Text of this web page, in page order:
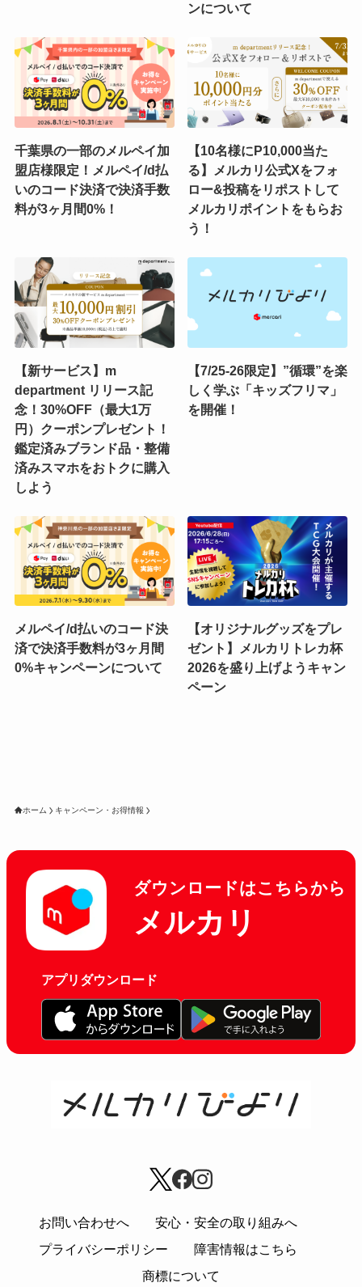
ンについて
千葉県の一部のメルペイ加
盟店様限定！メルペイ/d払
いのコード決済で決済手数
料が3ヶ月間0%！
【10名様にP10,000当た
る】メルカリ公式Xをフォ
ロー&投稿をリポストして
メルカリポイントをもらお
う！
【新サービス】m
department リリース記
念！30%OFF（最大1万
円）クーポンプレゼント！
鑑定済みブランド品・整備
済みスマホをおトクに購入
しよう
【7/25-26限定】”循環”を楽
しく学ぶ「キッズフリマ」
を開催！
メルペイ/d払いのコード決
済で決済手数料が3ヶ月間
0%キャンペーンについて
【オリジナルグッズをプレ
ゼント】メルカリトレカ杯
2026を盛り上げようキャン
ペーン
ホーム キャンペーン・お得情報
ダウンロードはこちらから
メルカリ
アプリダウンロード
お問い合わせへ
安心・安全の取り組みへ
プライバシーポリシー
障害情報はこちら
商標について